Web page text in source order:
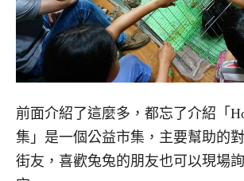
前面介紹了這麼多，都忘了介紹「
集」是一個公益市集，主要幫助的
街友，喜歡兔兔的朋友也可以現場